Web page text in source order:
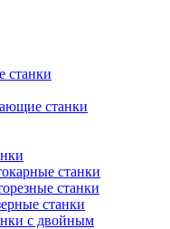
станки
станки
станки
станки
станки
с двойным